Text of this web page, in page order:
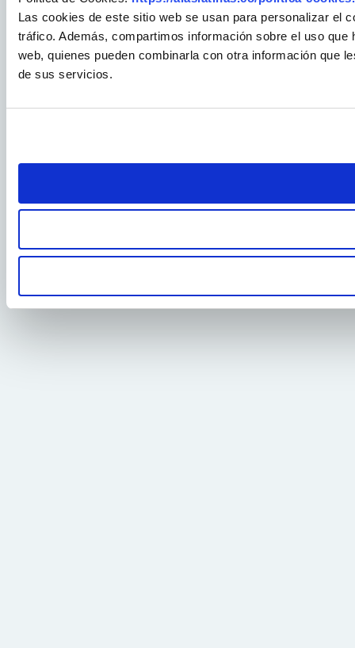
Las cookies de este sitio web se usan para personalizar el
tráfico. Además, compartimos información sobre el uso
web, quienes pueden combinarla con otra información que
de sus servicios.